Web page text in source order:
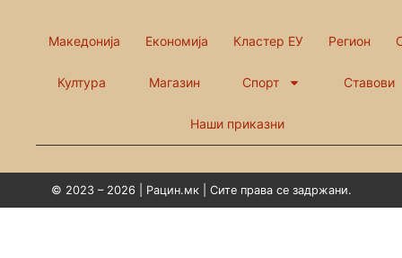
Македонија Економија Кластер ЕУ Регион
Култура Магазин Спорт Ставови
Наши приказни
© 2023 – 2026 | Рацин.мк | Сите права се задржани.